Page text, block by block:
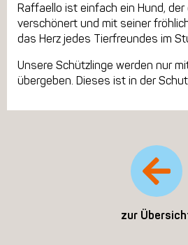
Raffaello ist einfach ein Hund, der
verschönert und mit seiner
das Herz jedes Tierfreundes im
Unsere Schützlinge werden nur
übergeben. Dieses ist in der
zur